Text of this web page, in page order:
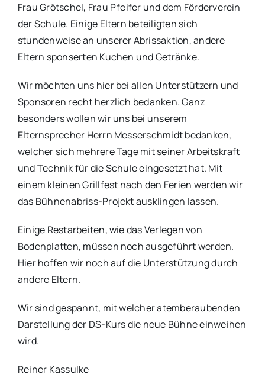
Frau Grötschel, Frau Pfeifer und dem Förderverein
der Schule. Einige Eltern beteiligten sich
stundenweise an unserer Abrissaktion, andere
Eltern sponserten Kuchen und Getränke.
Wir möchten uns hier bei allen Unterstützern und
Sponsoren recht herzlich bedanken. Ganz
besonders wollen wir uns bei unserem
Elternsprecher Herrn Messerschmidt bedanken,
welcher sich mehrere Tage mit seiner Arbeitskraft
und Technik für die Schule eingesetzt hat. Mit
einem kleinen Grillfest nach den Ferien werden wir
das Bühnenabriss-Projekt ausklingen lassen.
Einige Restarbeiten, wie das Verlegen von
Bodenplatten, müssen noch ausgeführt werden.
Hier hoffen wir noch auf die Unterstützung durch
andere Eltern.
Wir sind gespannt, mit welcher atemberaubenden
Darstellung der DS-Kurs die neue Bühne einweihen
wird.
Reiner Kassulke